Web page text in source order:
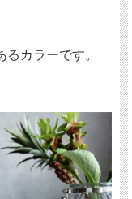
カラーです。